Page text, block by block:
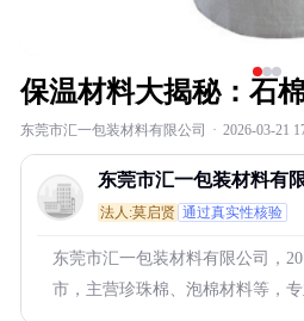
保温材料大揭秘：石
东莞市汇一包装材料有限公司 · 2026-03-21
东莞市汇一包装材料有
法人:莫启贤 通过真实性核验
东莞市汇一包装材料有限公司，
市，主营珍珠棉、泡棉材料等，专